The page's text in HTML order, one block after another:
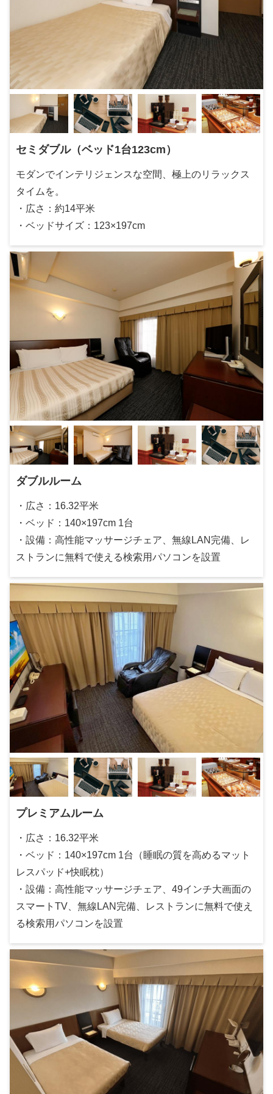
セミダブル（ベッド1台123cm）
モダンでインテリジェンスな空間、極上のリラックス
タイムを。
・広さ：約14平米
・ベッドサイズ：123×197cm
ダブルルーム
・広さ：16.32平米
・ベッド：140×197cm 1台
・設備：高性能マッサージチェア、無線LAN完備、レ
ストランに無料で使える検索用パソコンを設置
プレミアムルーム
・広さ：16.32平米
・ベッド：140×197cm 1台（睡眠の質を高めるマット
レスパッド+快眠枕）
・設備：高性能マッサージチェア、49インチ大画面の
スマートTV、無線LAN完備、レストランに無料で使え
る検索用パソコンを設置